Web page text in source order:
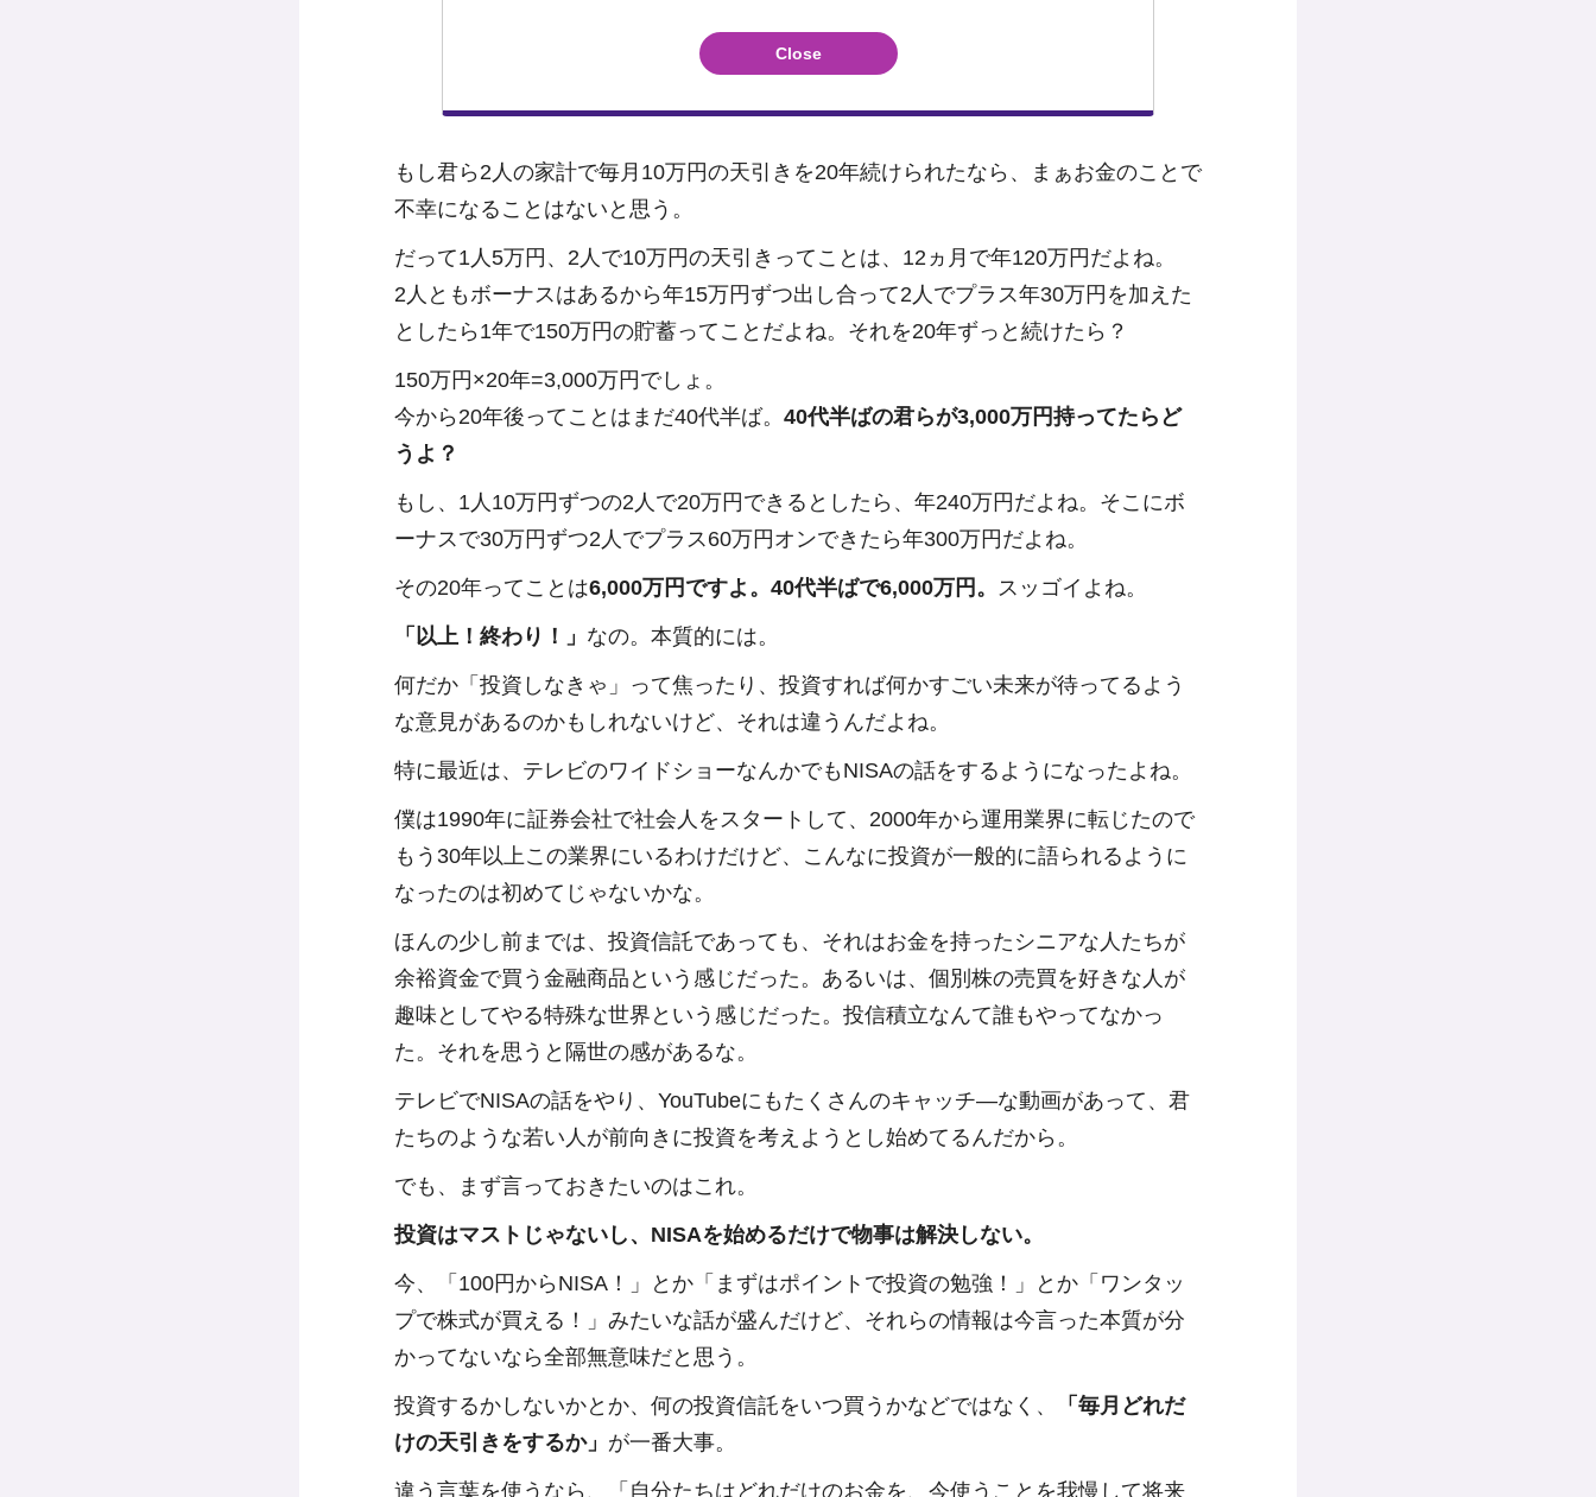
もし君ら2人の家計で毎月10万円の天引きを20年続けられたなら、まぁお金のことで
不幸になることはないと思う。
だって1人5万円、2人で10万円の天引きってことは、12ヵ月で年120万円だよね。
2人ともボーナスはあるから年15万円ずつ出し合って2人でプラス年30万円を加えた
としたら1年で150万円の貯蓄ってことだよね。それを20年ずっと続けたら？
150万円×20年=3,000万円でしょ。
今から20年後ってことはまだ40代半ば。 40代半ばの君らが3,000万円持ってたらど
うよ？
もし、1人10万円ずつの2人で20万円できるとしたら、年240万円だよね。そこにボ
ーナスで30万円ずつ2人でプラス60万円オンできたら年300万円だよね。
その20年ってことは6,000万円ですよ。40代半ばで6,000万円。 スッゴイよね。
「以上！終わり！」 なの。本質的には。
何だか「投資しなきゃ」って焦ったり、投資すれば何かすごい未来が待ってるよう
な意見があるのかもしれないけど、それは違うんだよね。
特に最近は、テレビのワイドショーなんかでもNISAの話をするようになったよね。
僕は1990年に証券会社で社会人をスタートして、2000年から運用業界に転じたので
もう30年以上この業界にいるわけだけど、こんなに投資が一般的に語られるように
なったのは初めてじゃないかな。
ほんの少し前までは、投資信託であっても、それはお金を持ったシニアな人たちが
余裕資金で買う金融商品という感じだった。あるいは、個別株の売買を好きな人が
趣味としてやる特殊な世界という感じだった。投信積立なんて誰もやってなかっ
た。それを思うと隔世の感があるな。
テレビでNISAの話をやり、YouTubeにもたくさんのキャッチ―な動画があって、君
たちのような若い人が前向きに投資を考えようとし始めてるんだから。
でも、まず言っておきたいのはこれ。
投資はマストじゃないし、NISAを始めるだけで物事は解決しない。
今、「100円からNISA！」とか「まずはポイントで投資の勉強！」とか「ワンタッ
プで株式が買える！」みたいな話が盛んだけど、それらの情報は今言った本質が分
かってないなら全部無意味だと思う。
投資するかしないかとか、何の投資信託をいつ買うかなどではなく、
「毎月どれだ
けの天引きをするか」 が一番大事。
違う言葉を使うなら、「自分たちはどれだけのお金を、今使うことを我慢して将来
Close